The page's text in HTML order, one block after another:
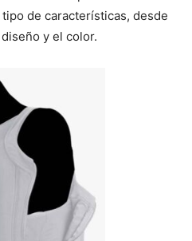
de características, desde
y el color.